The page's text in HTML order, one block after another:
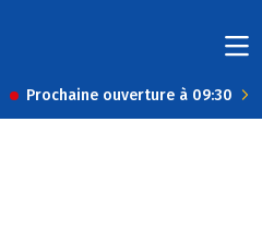
Prochaine ouverture à 09:30